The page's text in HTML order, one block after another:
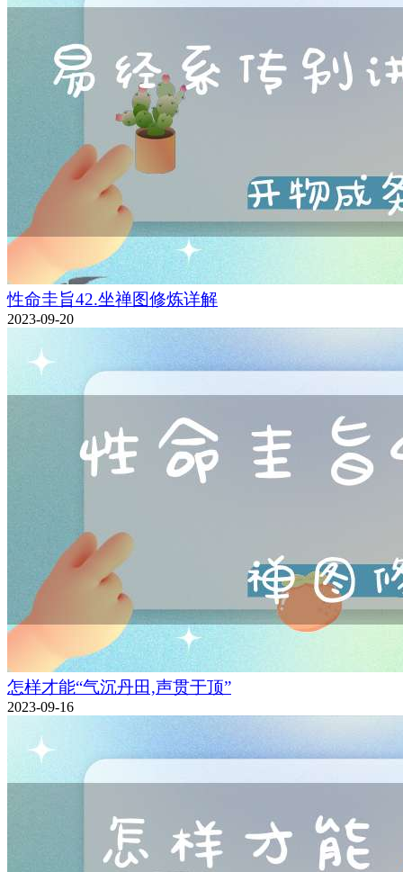
性命圭旨42.坐禅图修炼详解
2023-09-20
怎样才能“气沉丹田,声贯于顶”
2023-09-16